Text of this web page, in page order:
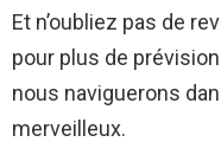
Et n’oubliez pas de
pour plus de
nous naviguerons
merveilleux.